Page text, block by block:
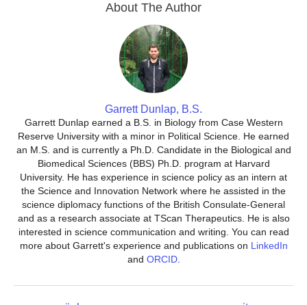
About The Author
Garrett Dunlap, B.S.
Garrett Dunlap earned a B.S. in Biology from Case Western
Reserve University with a minor in Political Science. He earned
an M.S. and is currently a Ph.D. Candidate in the Biological and
Biomedical Sciences (BBS) Ph.D. program at Harvard
University. He has experience in science policy as an intern at
the Science and Innovation Network where he assisted in the
science diplomacy functions of the British Consulate-General
and as a research associate at TScan Therapeutics. He is also
interested in science communication and writing. You can read
more about Garrett's experience and publications on LinkedIn
and ORCID.